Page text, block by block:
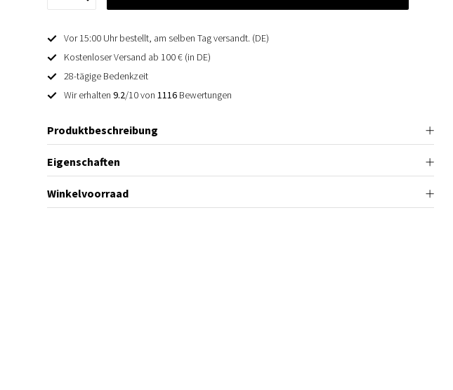
Vor 15:00 Uhr bestellt, am selben Tag versandt. (DE)
Kostenloser Versand ab 100 € (in DE)
28-tägige Bedenkzeit
Wir erhalten9.2/10 von1116 Bewertungen
Produktbeschreibung
Eigenschaften
Winkelvoorraad